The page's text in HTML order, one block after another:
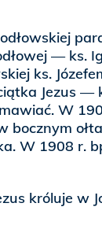
— ks.
ks.
Jezus —
W
bocznym
W 1908 r.
króluje w